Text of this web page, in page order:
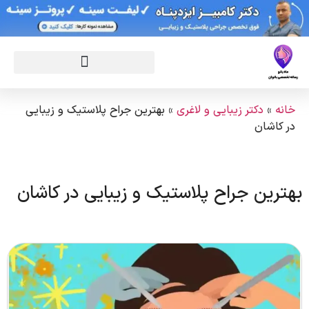
خانه » دکتر زیبایی و لاغری » بهترین جراح پلاستیک و زیبایی
در کاشان
بهترین جراح پلاستیک و زیبایی در کاشان